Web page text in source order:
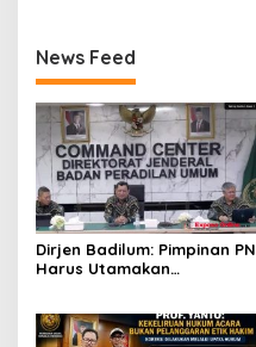
News Feed
Dirjen Badilum: Pimpinan PN
Harus Utamakan